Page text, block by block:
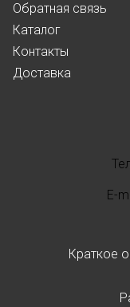
Обратная связь
Каталог
Контакты
Доставка
E-
Краткое